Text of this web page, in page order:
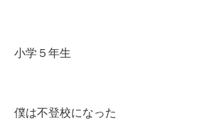
小学５年生
僕は不登校になった